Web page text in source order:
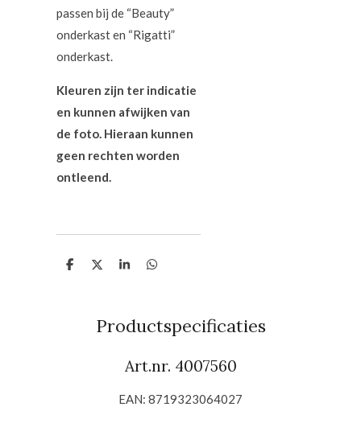
passen bij de “Beauty”
onderkast en “Rigatti”
onderkast.
Kleuren zijn ter indicatie
en kunnen afwijken van
de foto. Hieraan kunnen
geen rechten worden
ontleend.
D
D
S
D
Productspecificaties
Art.nr. 4007560
EAN: 8719323064027